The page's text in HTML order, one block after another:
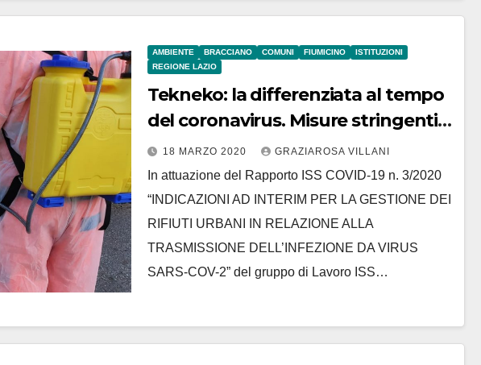
AMBIENTE BRACCIANO COMUNI FIUMICINO
ISTITUZIONI
REGIONE LAZIO
Tekneko: la differenziata al tempo
del coronavirus. Misure stringenti
per positivi e persone in
quarantena obbligatoria
18 MARZO 2020 GRAZIAROSA VILLANI
In attuazione del Rapporto ISS COVID-19 n. 3/2020
“INDICAZIONI AD INTERIM PER LA GESTIONE DEI
RIFIUTI URBANI IN RELAZIONE ALLA
TRASMISSIONE DELL’INFEZIONE DA VIRUS
SARS-COV-2” del gruppo di Lavoro ISS…